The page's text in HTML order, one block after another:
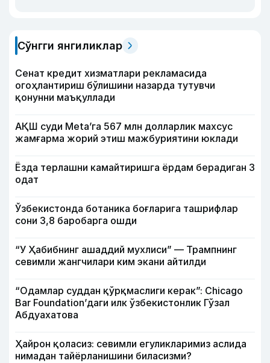
Сўнгги янгиликлар
Сенат кредит хизматлари рекламасида
огоҳлантириш бўлишини назарда тутувчи
қонунни маъқуллади
АҚШ суди Meta’га 567 млн долларлик махсус
жамғарма жорий этиш мажбуриятини юклади
Ёзда терлашни камайтиришга ёрдам берадиган 3
одат
Ўзбекистонда ботаника боғларига ташрифлар
сони 3,8 баробарга ошди
“У Ҳабибнинг ашаддий мухлиси” — Трампнинг
севимли жангчилари ким экани айтилди
“Одамлар суддан қўрқмаслиги керак”: Chicago
Bar Foundation’даги илк ўзбекистонлик Гўзал
Абдуахатова
Ҳайрон қоласиз: севимли егуликларимиз аслида
нимадан тайёрланишини биласизми?